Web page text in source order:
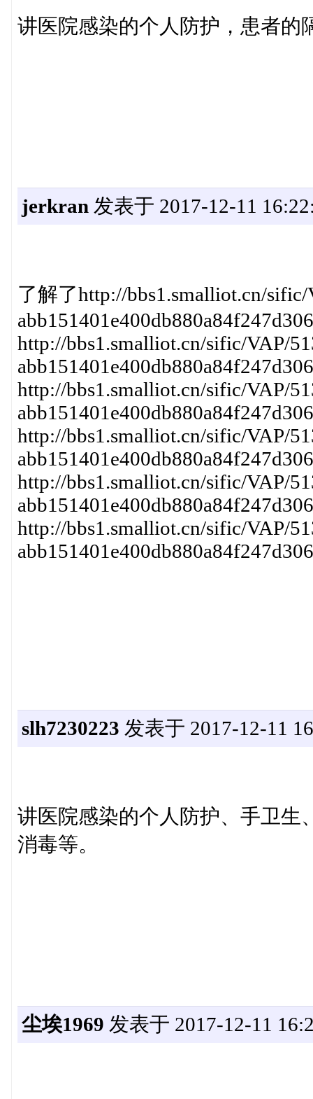
讲医院感染的个人防护，患者的
jerkran 发表于 2017-12-11
了解了http://bbs1.smalliot.cn/sific/
http://bbs1.smalliot.cn/sific/VAP/
http://bbs1.smalliot.cn/sific/VAP/
http://bbs1.smalliot.cn/sific/VAP/
http://bbs1.smalliot.cn/sific/VAP/
http://bbs1.smalliot.cn/sific/VAP/
slh7230223 发表于 2017-12-11
讲医院感染的个人防护、手卫生
消毒等。
尘埃1969 发表于 2017-12-11